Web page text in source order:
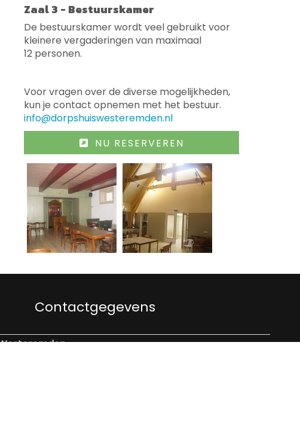
Zaal 3 - Bestuurskamer
De bestuurskamer wordt veel gebruikt voor
kleinere vergaderingen van maximaal
12 personen.
Voor vragen over de diverse mogelijkheden,
kun je contact opnemen met het bestuur.
info@dorpshuiswesteremden.nl
NU RESERVEREN
Contactgegevens